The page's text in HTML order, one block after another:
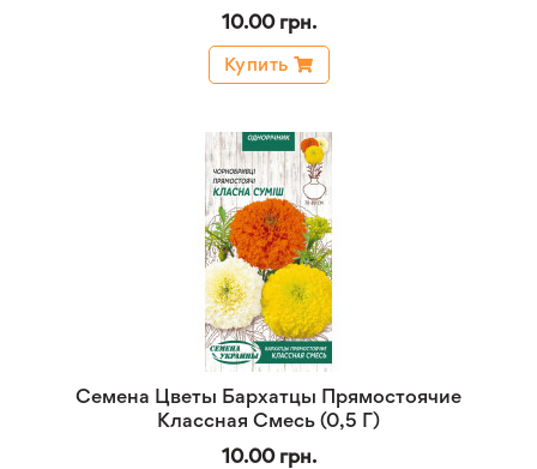
10.00 грн.
Купить
Семена Цветы Бархатцы Прямостоячие
Классная Смесь (0,5 Г)
10.00 грн.